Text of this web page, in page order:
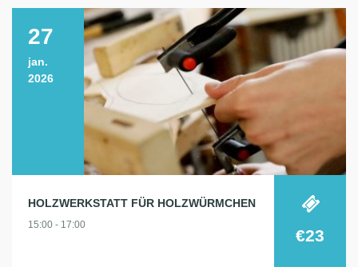
27
jan.
2026
HOLZWERKSTATT FÜR HOLZWÜRMCHEN
15:00 - 17:00
€23